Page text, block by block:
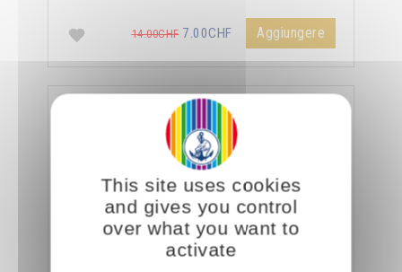
14.00CHF7.00CHF Aggiungere
La sessualità forza del cielo
This site uses cookies
and gives you control
over what you want to
activate